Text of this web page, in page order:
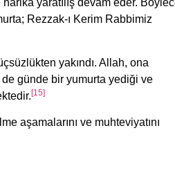
yaratılış devam eder.
Rezzak-ı Kerim Rabbimiz
yakındı. Allah, ona
günde bir yumurta yediği ve
[15]
aşamalarını ve muhteviyatını